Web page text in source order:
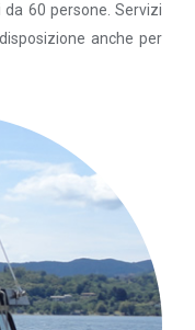
60 persone. Servizi
anche per